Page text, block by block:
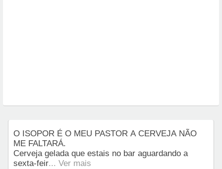
O ISOPOR É O MEU PASTOR A CERVEJA NÃO
ME FALTARÁ.
Cerveja gelada que estais no bar aguardando a
sexta-feir... Ver mais